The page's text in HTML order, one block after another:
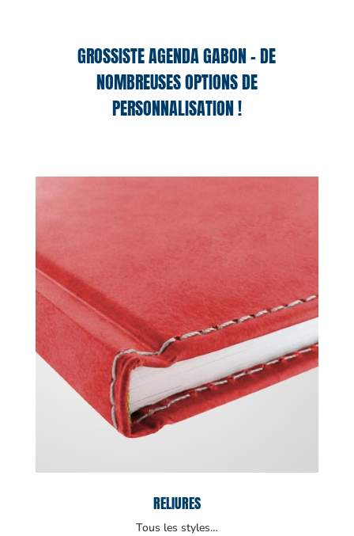
GROSSISTE AGENDA GABON – DE
NOMBREUSES OPTIONS DE
PERSONNALISATION !
RELIURES
Tous les styles…